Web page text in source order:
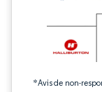
*Avis de non-